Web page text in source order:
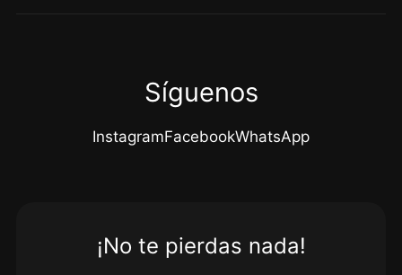
Síguenos
InstagramFacebookWhatsApp
¡No te pierdas nada!